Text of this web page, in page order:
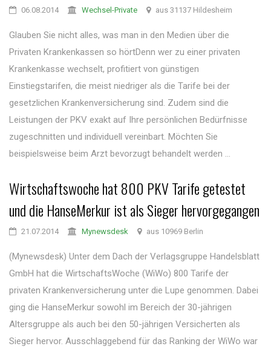
06.08.2014 Wechsel-Private aus 31137 Hildesheim
Glauben Sie nicht alles, was man in den Medien über die
Privaten Krankenkassen so hörtDenn wer zu einer privaten
Krankenkasse wechselt, profitiert von günstigen
Einstiegstarifen, die meist niedriger als die Tarife bei der
gesetzlichen Krankenversicherung sind. Zudem sind die
Leistungen der PKV exakt auf Ihre persönlichen Bedürfnisse
zugeschnitten und individuell vereinbart. Möchten Sie
beispielsweise beim Arzt bevorzugt behandelt werden ...
Wirtschaftswoche hat 800 PKV Tarife getestet
und die HanseMerkur ist als Sieger hervorgegangen
21.07.2014 Mynewsdesk aus 10969 Berlin
(Mynewsdesk) Unter dem Dach der Verlagsgruppe Handelsblatt
GmbH hat die WirtschaftsWoche (WiWo) 800 Tarife der
privaten Krankenversicherung unter die Lupe genommen. Dabei
ging die HanseMerkur sowohl im Bereich der 30-jährigen
Altersgruppe als auch bei den 50-jährigen Versicherten als
Sieger hervor. Ausschlaggebend für das Ranking der WiWo war